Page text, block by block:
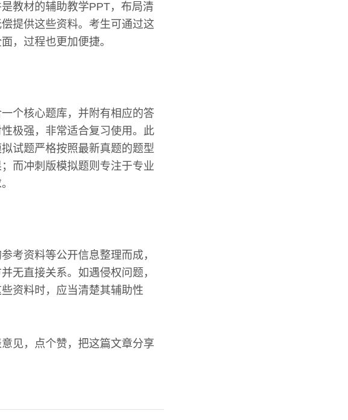
教材的辅助教学PPT，布局清
提供这些资料。考生可通过这
，过程也更加便捷。
个核心题库，并附有相应的答
极强，非常适合复习使用。此
试题严格按照最新真题的题型
而冲刺版模拟题则专注于专业
考资料等公开信息整理而成，
无直接关系。如遇侵权问题，
资料时，应当清楚其辅助性
见，点个赞，把这篇文章分享